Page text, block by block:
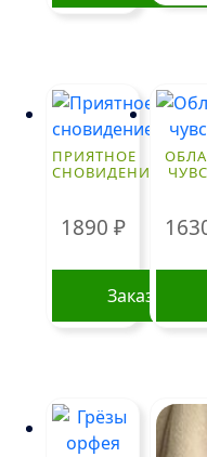
ПРИЯТНОЕ
СНОВИДЕНИЕ
1890 ₽
Заказать